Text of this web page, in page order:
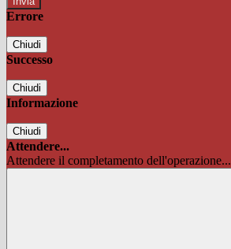
Errore
Chiudi
Successo
Chiudi
Informazione
Chiudi
Attendere...
Attendere il completamento dell'operazione...